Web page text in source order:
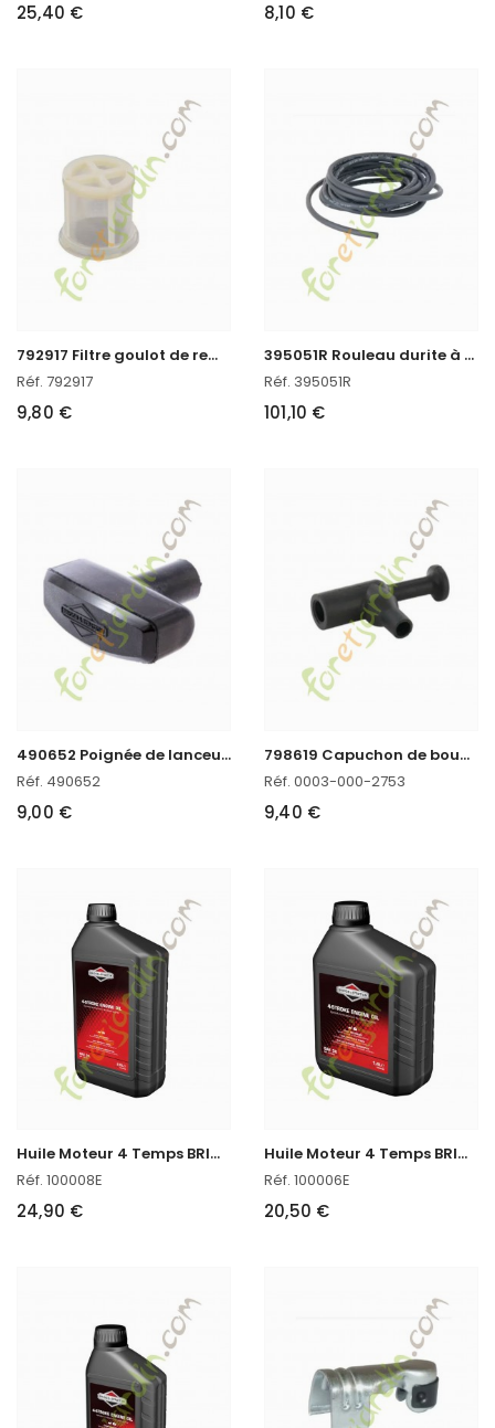
25,40 € 8,10 €
7
92917 Filtre goulot de remplissage Briggs & Stratton
Réf. 792917
9,80 €
3
95051R Rouleau durite à essence 7,6m Briggs & Stratton
Réf. 395051R
101,10 €
4
90652 Poignée de lanceur Briggs & Stratton
Réf. 490652
9,00 €
7
98619 Capuchon de bougie Briggs & Stratton
Réf. 0003-000-2753
9,40 €
H
uile Moteur 4 Temps BRIGGS STRATTON en stock
Réf. 100008E
24,90 €
H
uile Moteur 4 Temps BRIGGS STRATTON en stock
Réf. 100006E
20,50 €